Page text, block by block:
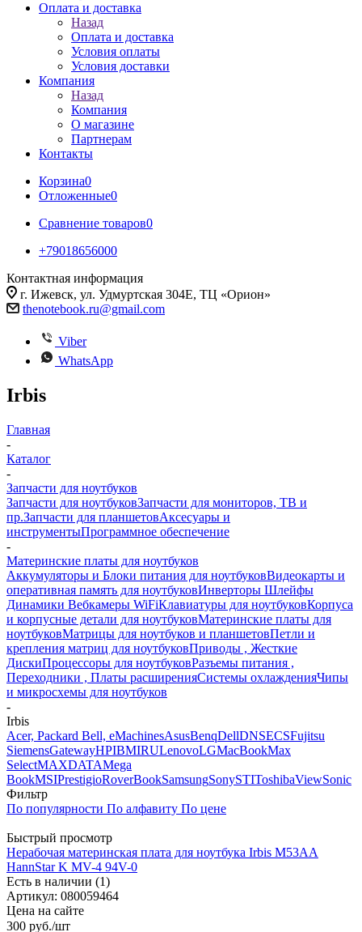
Оплата и доставка
Назад
Оплата и доставка
Условия оплаты
Условия доставки
Компания
Назад
Компания
О магазине
Партнерам
Контакты
Корзина0
Отложенные0
Сравнение товаров0
+79018656000
Контактная информация
г. Ижевск, ул. Удмуртская 304Е, ТЦ «Орион»
thenotebook.ru@gmail.com
Viber
WhatsApp
Irbis
Главная
-
Каталог
-
Запчасти для ноутбуков
Запчасти для ноутбуковЗапчасти для мониторов, ТВ и
пр.Запчасти для планшетовАксесуары и
инструментыПрограммное обеспечение
-
Материнские платы для ноутбуков
Аккумуляторы и Блоки питания для ноутбуковВидеокарты и
оперативная память для ноутбуковИнверторы Шлейфы
Динамики Вебкамеры WiFiКлавиатуры для ноутбуковКорпуса
и корпусные детали для ноутбуковМатеринские платы для
ноутбуковМатрицы для ноутбуков и планшетовПетли и
крепления матриц для ноутбуковПриводы , Жесткие
ДискиПроцессоры для ноутбуковРазъемы питания ,
Переходники , Платы расширенияСистемы охлажденияЧипы
и микросхемы для ноутбуков
-
Irbis
Acer, Packard Bell, eMachinesAsusBenqDellDNSECSFujitsu
SiemensGatewayHPIBMIRULenovoLGMacBookMax
SelectMAXDATAMega
BookMSIPrestigioRoverBookSamsungSonySTIToshibaViewSonic
Фильтр
По популярности По алфавиту По цене
Быстрый просмотр
Нерабочая материнская плата для ноутбука Irbis M53AA
HannStar K MV-4 94V-0
Есть в наличии (1)
Артикул: 080059464
Цена на сайте
300 руб./шт